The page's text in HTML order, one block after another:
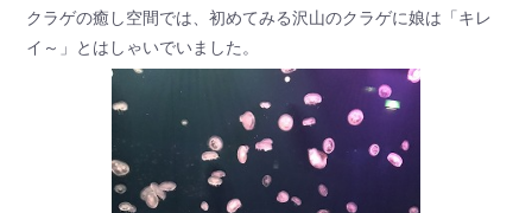
クラゲの癒し空間では、初めてみる沢山のクラゲに娘は「キレ
イ～」とはしゃいでいました。